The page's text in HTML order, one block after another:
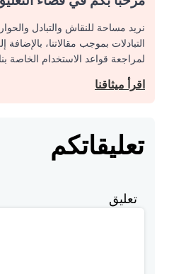
نريد مساحة للنقاش والتبادل
التبادلات بموجب مقالاتنا،
لمراجعة قواعد الاستخدام الخاصة
اقرأ ميثاقنا
تعليقاتكم
تعليق